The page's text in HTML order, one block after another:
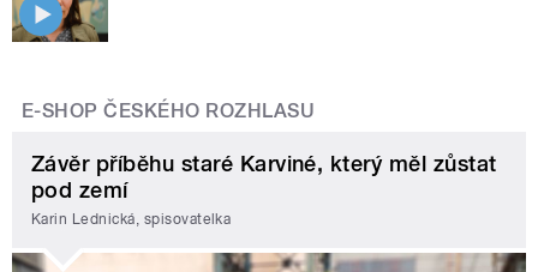
E-SHOP ČESKÉHO ROZHLASU
Závěr příběhu staré Karviné, který měl zůstat
pod zemí
Karin Lednická, spisovatelka